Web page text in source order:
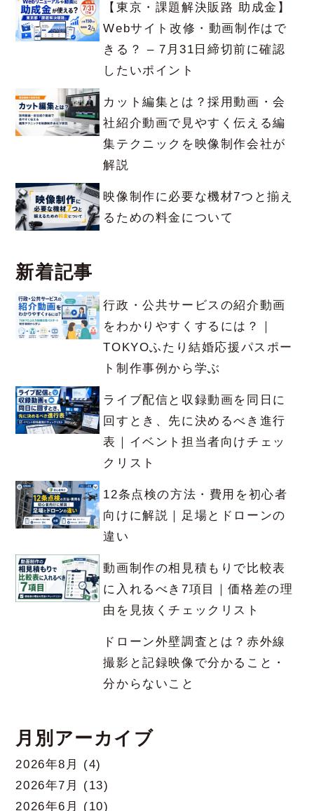
【東京・課題解決販路 助成金】
Webサイト改修・動画制作はで
きる？ – 7月31日締切前に確認
したいポイント
カット編集とは？採用動画・会
社紹介動画で見やすく伝える編
集テクニックを映像制作会社が
解説
映像制作に必要な機材7つと揃え
るための料金について
新着記事
行政・公共サービスの紹介動画
をわかりやすくするには？｜
TOKYOふたり結婚応援パスポー
ト制作事例から学ぶ
ライブ配信と収録動画を同日に
回すとき、先に決めるべき進行
表｜イベント担当者向けチェッ
クリスト
12条点検の方法・費用を初心者
向けに解説｜足場とドローンの
違い
動画制作の相見積もりで比較表
に入れるべき7項目｜価格差の理
由を見抜くチェックリスト
ドローン外壁調査とは？赤外線
撮影と記録映像で分かること・
分からないこと
月別アーカイブ
2026年8月
(4)
2026年7月
(13)
2026年6月
(10)